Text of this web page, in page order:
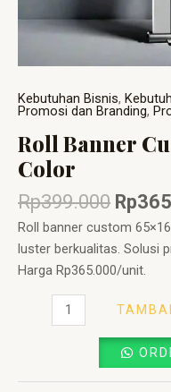
Kebutuhan Bisnis,
Promosi dan Branding,
Roll Banner
Color
Rp399.000 Rp
Roll banner custom
luster berkualitas. Solusi
Harga Rp365.000/unit.